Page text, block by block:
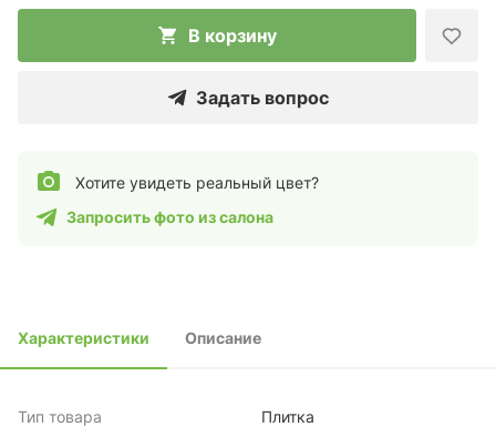
В корзину
Задать вопрос
Хотите увидеть реальный цвет?
Запросить фото из салона
Характеристики Описание
Тип товара Плитка